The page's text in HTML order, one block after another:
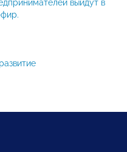
выйдут в